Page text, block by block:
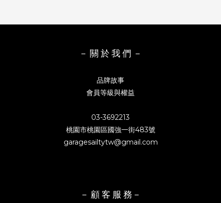
－ 關 於 我 們 －
品牌故事
會員等級與權益
03-3692213
桃園市桃園區國強一街483號
garagesailtytw@gmail.com
－ 顧 客 服 務－